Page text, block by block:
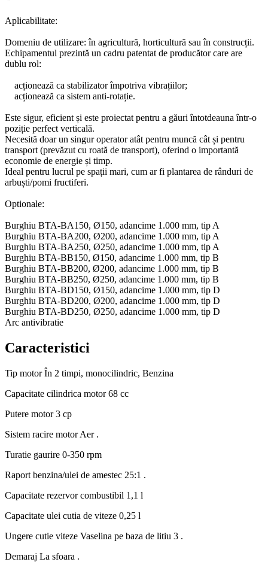
Aplicabilitate:
Domeniu de utilizare: în agricultură, horticultură sau în construcții.
Echipamentul prezintă un cadru patentat de producător care are
dublu rol:
acționează ca stabilizator împotriva vibrațiilor;
acționează ca sistem anti-rotație.
Este sigur, eficient și este proiectat pentru a găuri întotdeauna într-o
poziție perfect verticală.
Necesită doar un singur operator atât pentru muncă cât și pentru
transport (prevăzut cu roată de transport), oferind o importantă
economie de energie și timp.
Ideal pentru lucrul pe spații mari, cum ar fi plantarea de rânduri de
arbuști/pomi fructiferi.
Optionale:
Burghiu BTA-BA150, Ø150, adancime 1.000 mm, tip A
Burghiu BTA-BA200, Ø200, adancime 1.000 mm, tip A
Burghiu BTA-BA250, Ø250, adancime 1.000 mm, tip A
Burghiu BTA-BB150, Ø150, adancime 1.000 mm, tip B
Burghiu BTA-BB200, Ø200, adancime 1.000 mm, tip B
Burghiu BTA-BB250, Ø250, adancime 1.000 mm, tip B
Burghiu BTA-BD150, Ø150, adancime 1.000 mm, tip D
Burghiu BTA-BD200, Ø200, adancime 1.000 mm, tip D
Burghiu BTA-BD250, Ø250, adancime 1.000 mm, tip D
Arc antivibratie
Caracteristici
Tip motorÎn 2 timpi, monocilindric, Benzina
Capacitate cilindrica motor68 cc
Putere motor3 cp
Sistem racire motorAer .
Turatie gaurire 0-350 rpm
Raport benzina/ulei de amestec 25:1 .
Capacitate rezervor combustibil 1,1 l
Capacitate ulei cutia de viteze 0,25 l
Ungere cutie viteze Vaselina pe baza de litiu 3 .
Demaraj La sfoara .